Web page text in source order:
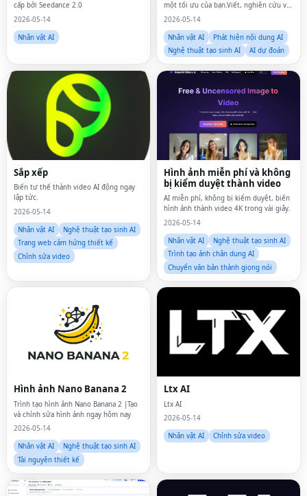
cấp bởi Seedance 2.0
2026-05-14
Nhân vật AI
một tối ưu của bạn.Viết, nghiên cứu và
tạo hình ảnh đẹp, video hấp dẫn và nội
o3, DeepSeek R1, Claude Opus
2026-05-14
Nhân vật AI
Phát hiện nội dung AI
Nghệ thuật tạo sinh AI
AI dự đoán
Sắp xếp
Biến tư thế thành video AI động ngay
lập tức.
2026-05-14
Nhân vật AI
Nghệ thuật tạo sinh AI
Trang web cảm hứng thiết kế
Chỉnh sửa video
Hình ảnh miễn phí và không
bị kiểm duyệt thành video
AI miễn phí, không bị kiểm duyệt, biến
hình ảnh thành video 4K trong vài giây.
2026-05-14
Nhân vật AI
Nghệ thuật tạo sinh AI
Trình tạo ảnh chân dung AI
Chuyển văn bản thành giọng nói
Hình ảnh Nano Banana 2
Trình tạo hình ảnh Nano Banana 2 |Tạo
và chỉnh sửa hình ảnh ngay hôm nay
2026-05-14
Nhân vật AI
Nghệ thuật tạo sinh AI
Tài nguyên thiết kế
Ltx AI
Ltx AI
2026-05-14
Nhân vật AI
Chỉnh sửa video